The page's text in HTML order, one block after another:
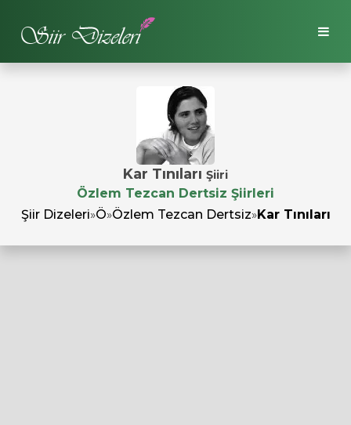
Kar Tınıları Şiiri
Özlem Tezcan Dertsiz Şiirleri
Şiir Dizeleri»Ö»Özlem Tezcan Dertsiz»Kar Tınıları